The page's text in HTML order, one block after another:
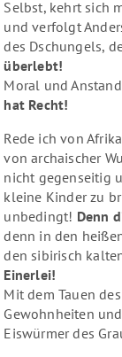
Selbst, kehrt sich
und verfolgt
des Dschungels,
überlebt!
Moral und
hat Recht!
Rede ich von
von archaischer
nicht gegenseitig
kleine Kinder zu
unbedingt! Denn
denn in den
den sibirisch
Einerlei!
Mit dem Tauen
Gewohnheiten
Eiswürmer des